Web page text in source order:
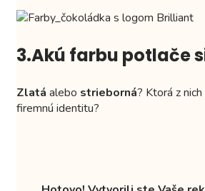
3.Akú farbu potlače
Zlatá alebo strieborná? Ktorá z
firemnú identitu?